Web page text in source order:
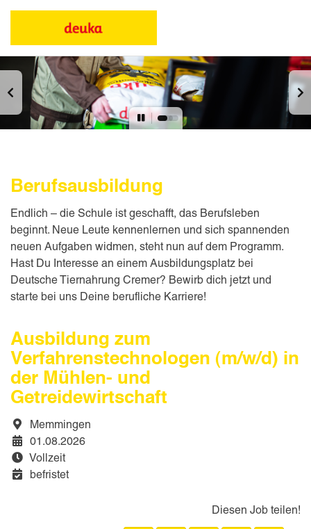
Ausbildung zum
Verfahrenstechnologen (m/w/d) in
der Mühlen- und
Getreidewirtschaft
Memmingen
01.08.2026
Vollzeit
befristet
Diesen Job teilen!
Berufsausbildung
Endlich – die Schule ist geschafft, das Berufsleben
beginnt. Neue Leute kennenlernen und sich spannenden
neuen Aufgaben widmen, steht nun auf dem Programm.
Hast Du Interesse an einem Ausbildungsplatz bei
Deutsche Tiernahrung Cremer? Bewirb dich jetzt und
starte bei uns Deine berufliche Karriere!